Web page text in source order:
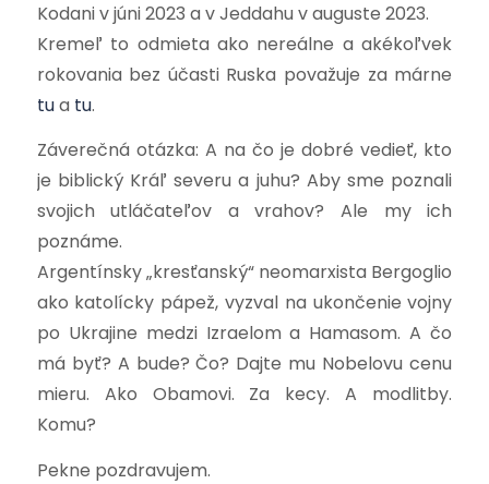
Kodani v júni 2023 a v Jeddahu v auguste 2023.
Kremeľ to odmieta ako nereálne a akékoľvek
rokovania bez účasti Ruska považuje za márne
tua tu.
Záverečná otázka: A na čo je dobré vedieť, kto
je biblický Kráľ severu a juhu? Aby sme poznali
svojich utláčateľov a vrahov? Ale my ich
poznáme.
Argentínsky „kresťanský“ neomarxista Bergoglio
ako katolícky pápež, vyzval na ukončenie vojny
po Ukrajine medzi Izraelom a Hamasom. A čo
má byť? A bude? Čo? Dajte mu Nobelovu cenu
mieru. Ako Obamovi. Za kecy. A modlitby.
Komu?
Pekne pozdravujem.